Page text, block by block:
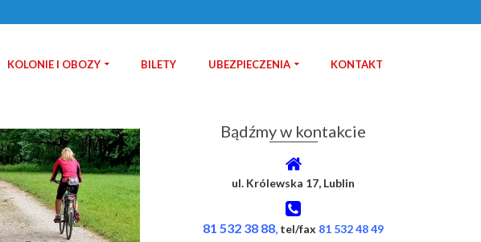
KOLONIE I OBOZY BILETY UBEZPIECZENIA KONTAKT
Bądźmy w kontakcie
ul. Królewska 17, Lublin
81 532 38 88, tel/fax 81 532 48 49